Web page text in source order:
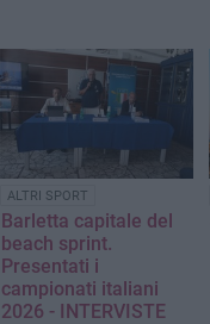
ALTRI SPORT
Barletta capitale del
beach sprint.
Presentati i
campionati italiani
2026 - INTERVISTE